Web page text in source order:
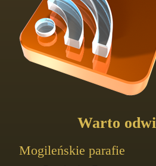
Warto
Mogileńskie parafie